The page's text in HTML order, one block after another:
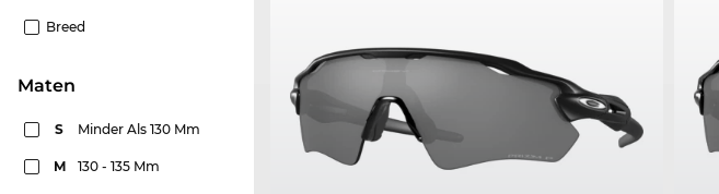
Breed
Maten
S Minder Als 130 Mm
M 130 - 135 Mm